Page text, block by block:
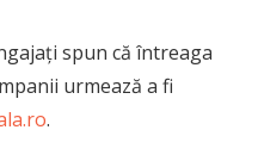
spun că întreaga
urmează a fi
.